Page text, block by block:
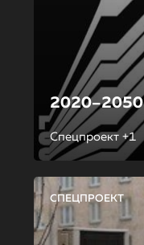
2020–2050
Спецпроект +1
СПЕЦПРОЕКТ